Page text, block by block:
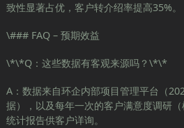
致性显著占优，客户转介绍率提高35%。
\### FAQ – 预期效益
\*\*Q：这些数据有客观来源吗？\*\*
A：数据来自环企内部项目管理平台（
据），以及每年一次的客户满意度调研
统计报告供客户详询。